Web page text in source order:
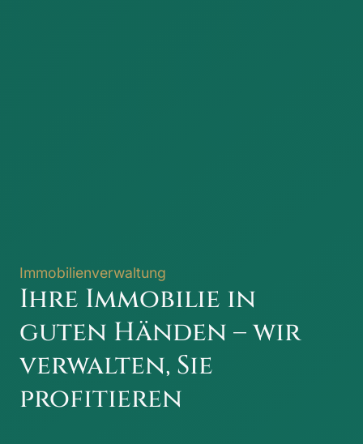
Immobilienverwaltung
Ihre Immobilie in
guten Händen – wir
verwalten, Sie
profitieren